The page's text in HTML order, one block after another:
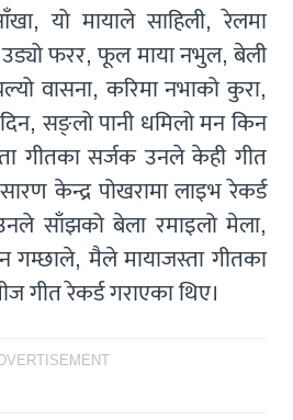
यो मायाले साहिली, रेलमा
फरर, फूल माया नभुल, बेली
वासना, करिमा नभाको कुरा,
सङ्लो पानी धमिलो मन किन
गीतका सर्जक उनले केही गीत
केन्द्र पोखरामा लाइभ रेकर्ड
साँझको बेला रमाइलो मेला,
गम्छाले, मैले मायाजस्ता गीतका
गीत रेकर्ड गराएका थिए।